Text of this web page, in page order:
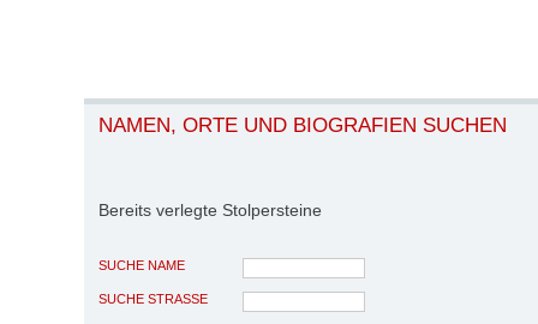
NAMEN, ORTE UND BIOGRAFIEN SUCHEN
Bereits verlegte Stolpersteine
SUCHE NAME
SUCHE STRASSE